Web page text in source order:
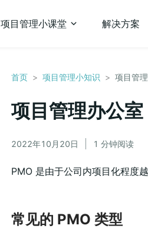
项目管理小课堂 解决方案
首页 > 项目管理小知识 > 项目管
项目管理办公
2022年10月20日 1 分钟阅读
PMO 是由于公司内项目化程度
常见的 PMO 类型